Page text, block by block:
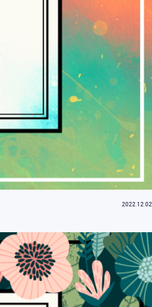
（個人情報保護
違反する行為に対す
2022.12.02